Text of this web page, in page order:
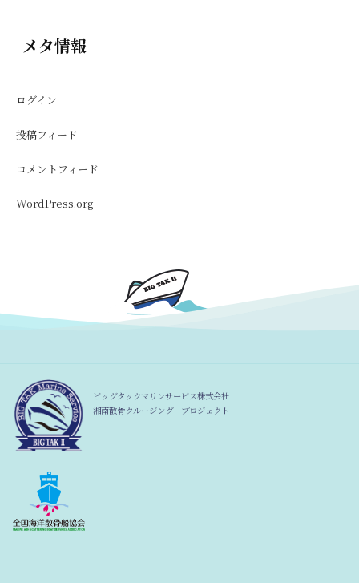
メタ情報
ログイン
投稿フィード
コメントフィード
WordPress.org
ビッグタックマリンサービス株式会社
湘南散骨クルージング プロジェクト